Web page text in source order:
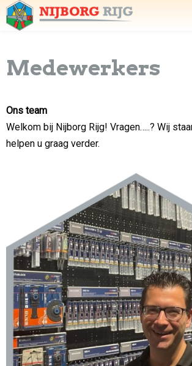
Medewerkers
Ons team
Welkom bij Nijborg Rijg! Vragen…..? Wij
helpen u graag verder.